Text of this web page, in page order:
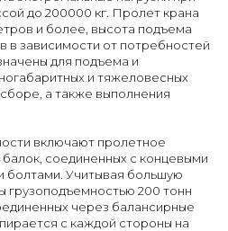
до 200000 кг. Пролет крана
и более, высота подъема
в зависимости от потребностей
для подъема и
и тяжеловесных
а также выполнения
включают пролетное
балок, соединенных с концевыми
болтами. Учитывая большую
грузоподъемностью 200 тонн
через балансирные
с каждой стороны на